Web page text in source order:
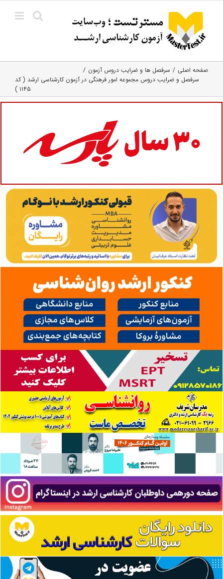
content
صفحه اصلی
سرفصل ها و ضرایب دروس آزمون
سرفصل و ضرایب دروس مجموعه امور فرهنگی در آزمون کارشناسی ارشد ( کد
۱۱۴۵ )